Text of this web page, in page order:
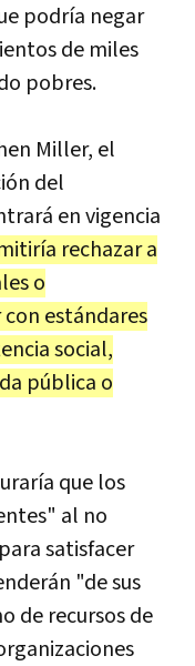
podría negar
de miles
pobres.
Miller, el
del
en vigencia
rechazar a
o
estándares
social,
pública o
que los
al no
satisfacer
"de sus
de recursos de